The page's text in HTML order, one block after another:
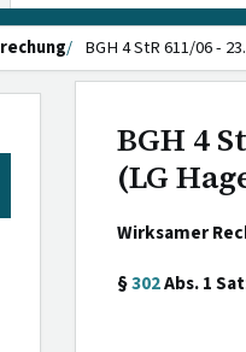
BGH 4 StR 611/06 -
BGH 4
(LG
Wirksamer
§302Abs. 1